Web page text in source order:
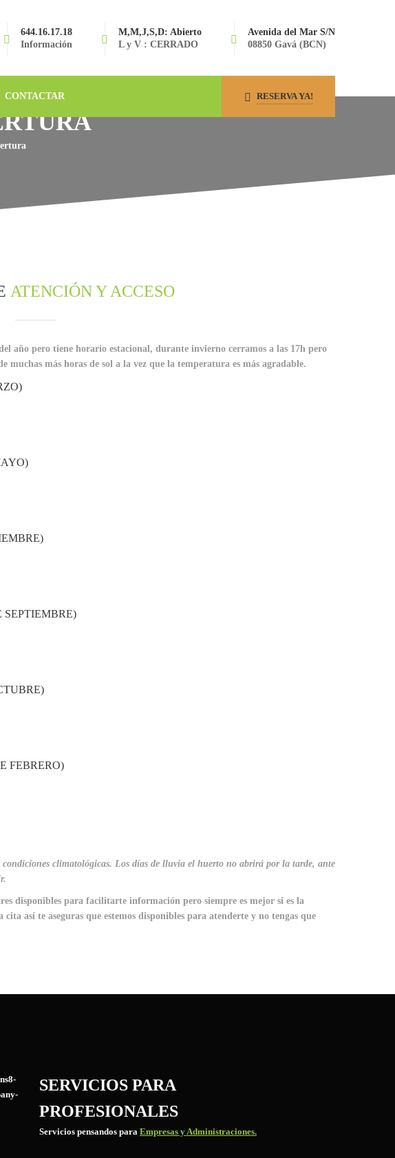
Avenida del Mar S/N
08850 Gavá (BCN)
M,M,J,S,D: Abierto
L y V : CERRADO
644.16.17.18
Información
CONTACTAR RESERVA YA!
ATENCIÓN Y ACCESO
año pero tiene horario estacional, durante invierno cerramos a las 17h pero
muchas más horas de sol a la vez que la temperatura es más agradable.
SEPTIEMBRE)
FEBRERO)
climatológicas. Los días de lluvia el huerto no abrirá por la tarde, ante
disponibles para facilitarte información pero siempre es mejor si es la
así te aseguras que estemos disponibles para atenderte y no tengas que
SERVICIOS PARA
PROFESIONALES
Servicios pensandos para Empresas y Administraciones.